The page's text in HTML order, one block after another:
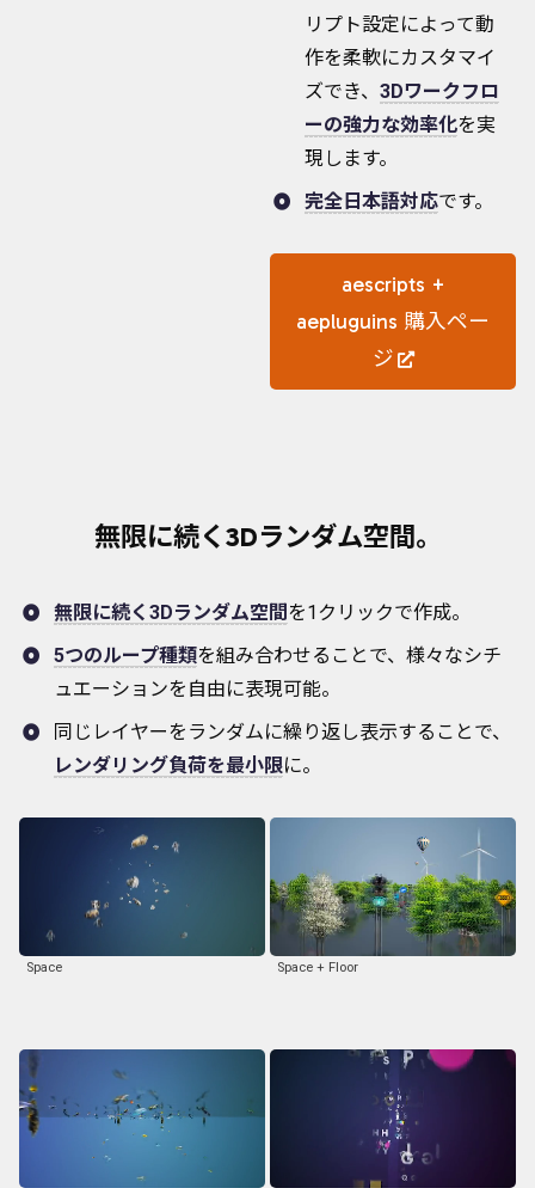
リプト設定によって動
作を柔軟にカスタマイ
ズでき、 3Dワークフロ
ーの強力な効率化を実
現します。
完全日本語対応です。
aescripts +
aepluguins 購入ペー
ジ
無限に続く3Dランダム空間。
無限に続く3Dランダム空間を1クリックで作成。
5つのループ種類を組み合わせることで、様々なシチ
ュエーションを自由に表現可能。
同じレイヤーをランダムに繰り返し表示することで、
レンダリング負荷を最小限に。
Space Space + Floor